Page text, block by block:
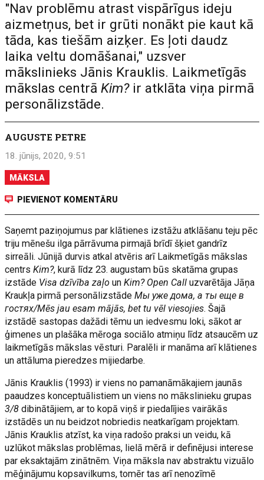
"Nav problēmu atrast vispārīgus ideju
aizmetņus, bet ir grūti nonākt pie kaut kā
tāda, kas tiešām aizķer. Es ļoti daudz
laika veltu domāšanai," uzsver
mākslinieks Jānis Krauklis. Laikmetīgās
mākslas centrāKim?ir atklāta viņa pirmā
personālizstāde.
AUGUSTE PETRE
18. jūnijs, 2020, 9:51
MĀKSLA
PIEVIENOT KOMENTĀRU
Saņemt paziņojumus par klātienes izstāžu atklāšanu teju pēc
triju mēnešu ilga pārrāvuma pirmajā brīdī šķiet gandrīz
sirreāli. Jūnijā durvis atkal atvēris arī Laikmetīgās mākslas
centrsKim?, kurā līdz 23. augustam būs skatāma grupas
izstāde Visa dzīvība zaļounKim? Open Calluzvarētāja Jāņa
Kraukļa pirmā personālizstādeМы уже дома, а ты еще в
гостях/Mēs jau esam mājās, bet tu vēl viesojies. Šajā
izstādē sastopas dažādi tēmu un iedvesmu loki, sākot ar
ģimenes un plašāka mēroga sociālo atmiņu līdz atsaucēm uz
laikmetīgās mākslas vēsturi. Paralēli ir manāma arī klātienes
un attāluma pieredzes mijiedarbe.
Jānis Krauklis (1993) ir viens no pamanāmākajiem jaunās
paaudzes konceptuālistiem un viens no mākslinieku grupas
3/8dibinātājiem, ar to kopā viņš ir piedalījies vairākās
izstādēs un nu beidzot nobriedis neatkarīgam projektam.
Jānis Krauklis atzīst, ka viņa radošo praksi un veidu, kā
uzlūkot mākslas problēmas, lielā mērā ir definējusi interese
par eksaktajām zinātnēm. Viņa māksla nav abstraktu vizuālo
mēģinājumu kopsavilkums, tomēr tas arī nenozīmē